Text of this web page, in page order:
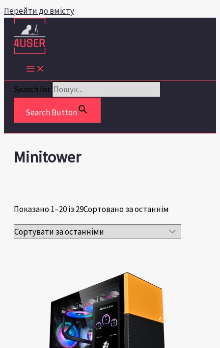
Перейти до вмісту
Search for:
Search Button
Minitower
Показано 1–20 із 29Сортовано за останнім